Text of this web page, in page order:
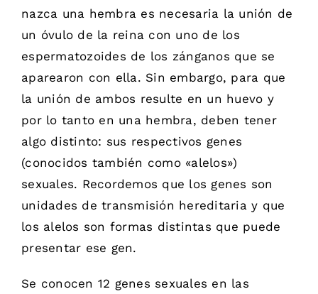
nazca una hembra es necesaria la unión de
un óvulo de la reina con uno de los
espermatozoides de los zánganos que se
aparearon con ella. Sin embargo, para que
la unión de ambos resulte en un huevo y
por lo tanto en una hembra, deben tener
algo distinto: sus respectivos genes
(conocidos también como «alelos»)
sexuales. Recordemos que los genes son
unidades de transmisión hereditaria y que
los alelos son formas distintas que puede
presentar ese gen.
Se conocen 12 genes sexuales en las